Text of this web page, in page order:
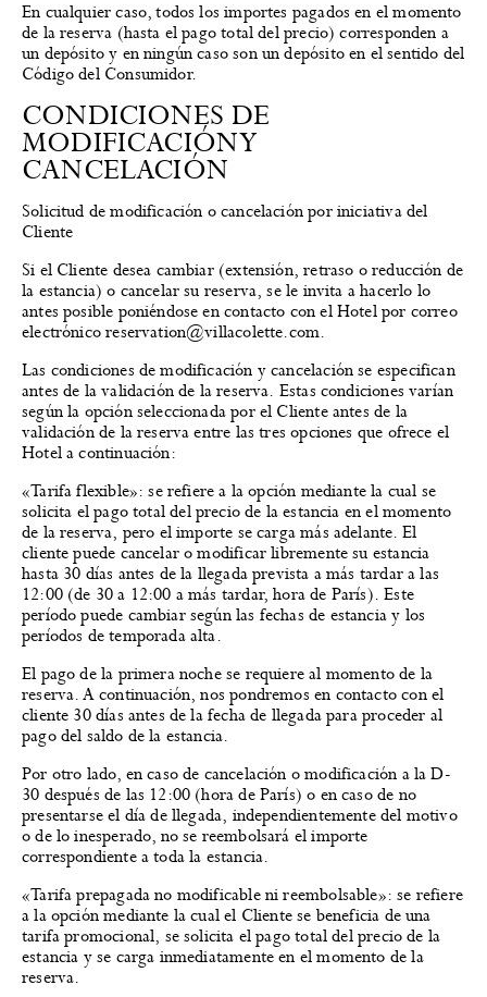
En cualquier caso, todos los importes pagados en el momento
de la reserva (hasta el pago total del precio) corresponden a
un depósito y en ningún caso son un depósito en el sentido del
Código del Consumidor.
CONDICIONES DE
MODIFICACIÓN Y
CANCELACIÓN
Solicitud de modificación o cancelación por iniciativa del
Cliente
Si el Cliente desea cambiar (extensión, retraso o reducción de
la estancia) o cancelar su reserva, se le invita a hacerlo lo
antes posible poniéndose en contacto con el Hotel por correo
electrónico reservation@villacolette.com.
Las condiciones de modificación y cancelación se especifican
antes de la validación de la reserva. Estas condiciones varían
según la opción seleccionada por el Cliente antes de la
validación de la reserva entre las tres opciones que ofrece el
Hotel a continuación:
«Tarifa flexible»: se refiere a la opción mediante la cual se
solicita el pago total del precio de la estancia en el momento
de la reserva, pero el importe se carga más adelante. El
cliente puede cancelar o modificar libremente su estancia
hasta 30 días antes de la llegada prevista a más tardar a las
12:00 (de 30 a 12:00 a más tardar, hora de París). Este
período puede cambiar según las fechas de estancia y los
períodos de temporada alta.
El pago de la primera noche se requiere al momento de la
reserva. A continuación, nos pondremos en contacto con el
cliente 30 días antes de la fecha de llegada para proceder al
pago del saldo de la estancia.
Por otro lado, en caso de cancelación o modificación a la D-
30 después de las 12:00 (hora de París) o en caso de no
presentarse el día de llegada, independientemente del motivo
o de lo inesperado, no se reembolsará el importe
correspondiente a toda la estancia.
«Tarifa prepagada no modificable ni reembolsable»: se refiere
a la opción mediante la cual el Cliente se beneficia de una
tarifa promocional, se solicita el pago total del precio de la
estancia y se carga inmediatamente en el momento de la
reserva.